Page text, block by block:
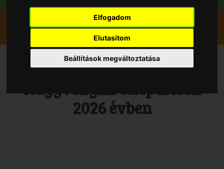
Elfogadom
Elutasítom
Beállítások megváltoztatása
Alma
Nagyvenyim
Venyim Gyümölcse Kft
Vedd magad Alma,
Nagyvenyim településen
2026 évben